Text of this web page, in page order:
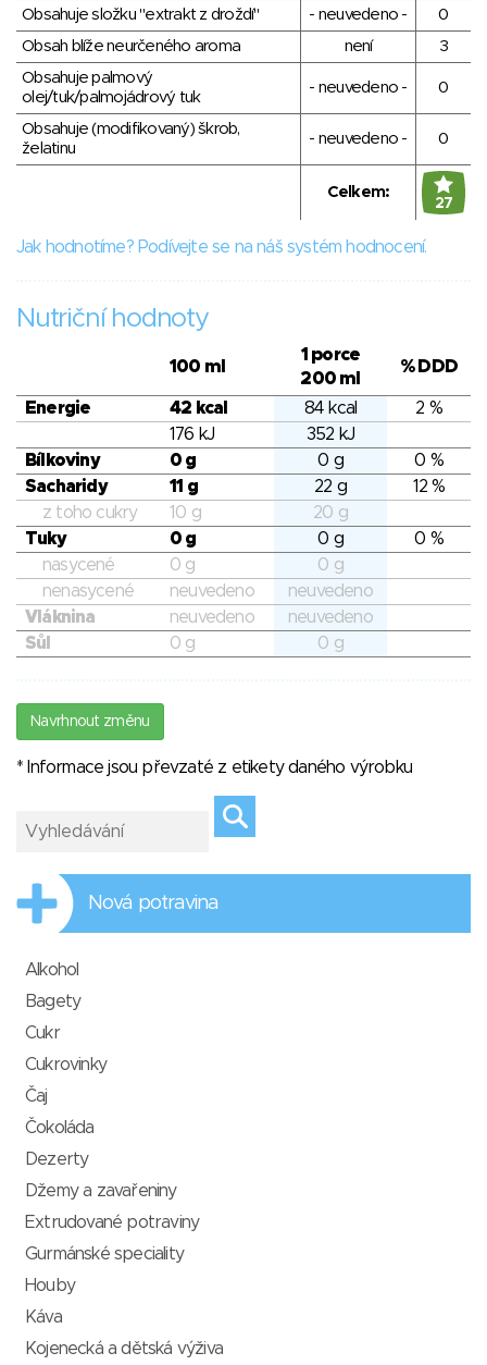
Obsahuje složku "extrakt z droždí"
- neuvedeno -
0
Obsah blíže neurčeného aroma
není
3
Obsahuje palmový
olej/tuk/palmojádrový tuk
- neuvedeno - 0
Obsahuje (modifikovaný) škrob,
želatinu
- neuvedeno - 0
Celkem:
27
Jak hodnotíme? Podívejte se na náš systém hodnocení.
Nutriční hodnoty
100 ml
1 porce
200 ml
% DDD
Energie 42 kcal 84 kcal
2 %
176 kJ
352 kJ
Bílkoviny
0 g 0 g
0 %
Sacharidy
11 g 22 g
12 %
z toho cukry
10 g
20 g
Tuky
0 g 0 g
0 %
nasycené
0 g
0 g
nenasycené
neuvedeno
neuvedeno
Vláknina
neuvedeno
neuvedeno
Sůl
0 g 0 g
Navrhnout změnu
* Informace jsou převzaté z etikety daného výrobku
Nová potravina
Alkohol
Bagety
Cukr
Cukrovinky
Čaj
Čokoláda
Dezerty
Džemy a zavařeniny
Extrudované potraviny
Gurmánské speciality
Houby
Káva
Kojenecká a dětská výživa